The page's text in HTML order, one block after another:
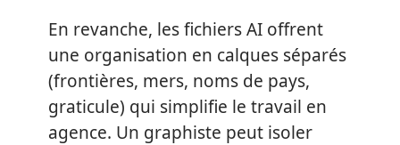
En revanche, les fichiers AI offrent
une organisation en calques séparés
(frontières, mers, noms de pays,
graticule) qui simplifie le travail en
agence. Un graphiste peut isoler